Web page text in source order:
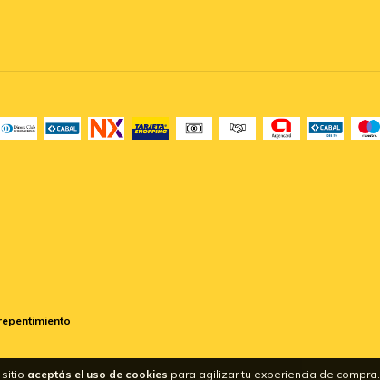
aceptás el uso de cookies para agilizar tu experiencia de compra.